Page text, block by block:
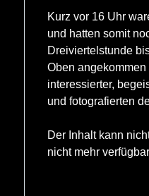
Kurz vor 16 Uhr
und hatten somit
Dreiviertelstunde
Oben angekommen
interessierter,
und fotografierten
Der Inhalt kann
nicht mehr